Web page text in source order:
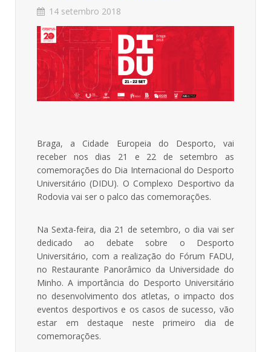
14 setembro 2018
Braga, a Cidade Europeia do Desporto, vai
receber nos dias 21 e 22 de setembro as
comemorações do Dia Internacional do Desporto
Universitário (DIDU). O Complexo Desportivo da
Rodovia vai ser o palco das comemorações.
Na Sexta-feira, dia 21 de setembro, o dia vai ser
dedicado ao debate sobre o Desporto
Universitário, com a realização do Fórum FADU,
no Restaurante Panorâmico da Universidade do
Minho. A importância do Desporto Universitário
no desenvolvimento dos atletas, o impacto dos
eventos desportivos e os casos de sucesso, vão
estar em destaque neste primeiro dia de
comemorações.